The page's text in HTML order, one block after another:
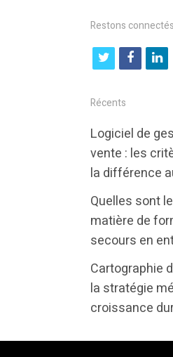
Restons connectés
t
i
t
t
e
f
b
o
k
l
e
d
i
n
Récents
Logiciel de
vente : les
la différence
Quelles sont
matière de
secours en
Cartographie
la stratégie
croissance